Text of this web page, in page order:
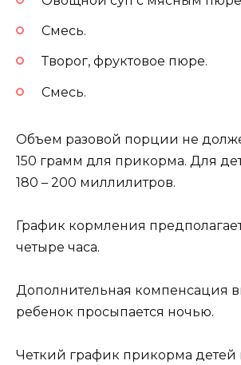
Смесь.
Творог, фруктовое пюре.
Смесь.
Объем разовой порции не
150 грамм для прикорма. Для
180 – 200 миллилитров.
График кормления
четыре часа.
Дополнительная компенсация
ребенок просыпается ночью.
Четкий график прикорма детей